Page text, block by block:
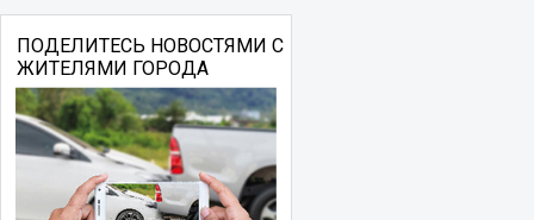
ПОДЕЛИТЕСЬ НОВОСТЯМИ С
ЖИТЕЛЯМИ ГОРОДА